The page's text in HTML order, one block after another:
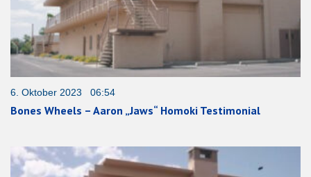
6. Oktober 2023 06:54
Bones Wheels – Aaron „Jaws“ Homoki Testimonial